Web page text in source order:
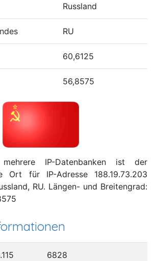
Russland
RU
60,6125
56,8575
IP-Datenbanken ist der
Ort für IP-Adresse 188.19.73.203
RU. Längen- und Breitengrad:
6828